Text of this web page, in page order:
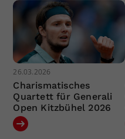
26.03.2026
Charismatisches
Quartett für Generali
Open Kitzbühel 2026